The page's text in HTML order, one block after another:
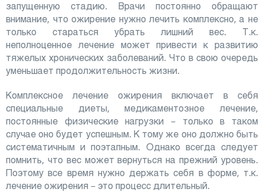
запущенную стадию. Врачи постоянно обращают
внимание, что ожирение нужно лечить комплексно, а не
только стараться убрать лишний вес. Т.к.
неполноценное лечение может привести к развитию
тяжелых хронических заболеваний. Что в свою очередь
уменьшает продолжительность жизни.
Комплексное лечение ожирения включает в себя
специальные диеты, медикаментозное лечение,
постоянные физические нагрузки – только в таком
случае оно будет успешным. К тому же оно должно быть
систематичным и поэтапным. Однако всегда следует
помнить, что вес может вернуться на прежний уровень.
Поэтому все время нужно держать себя в форме, т.к.
лечение ожирения – это процесс длительный.